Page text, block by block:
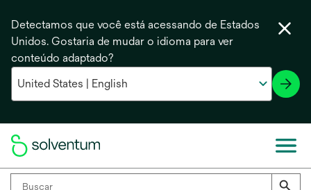
Detectamos que você está acessando de Estados
Unidos. Gostaria de mudar o idioma para ver
conteúdo adaptado?